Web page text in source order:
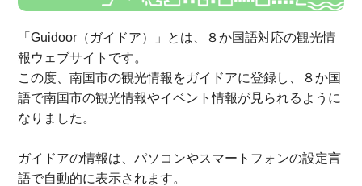
「Guidoor（ガイドア）」とは、８か国語対応の観光情
報ウェブサイトです。
この度、南国市の観光情報をガイドアに登録し、８か国
語で南国市の観光情報やイベント情報が見られるように
なりました。
ガイドアの情報は、パソコンやスマートフォンの設定言
語で自動的に表示されます。